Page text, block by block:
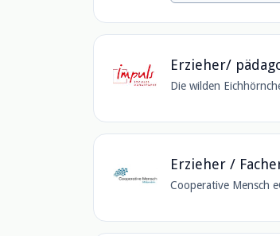
Erzieher/
Die wilden
Erzieher /
Cooperative Mensch